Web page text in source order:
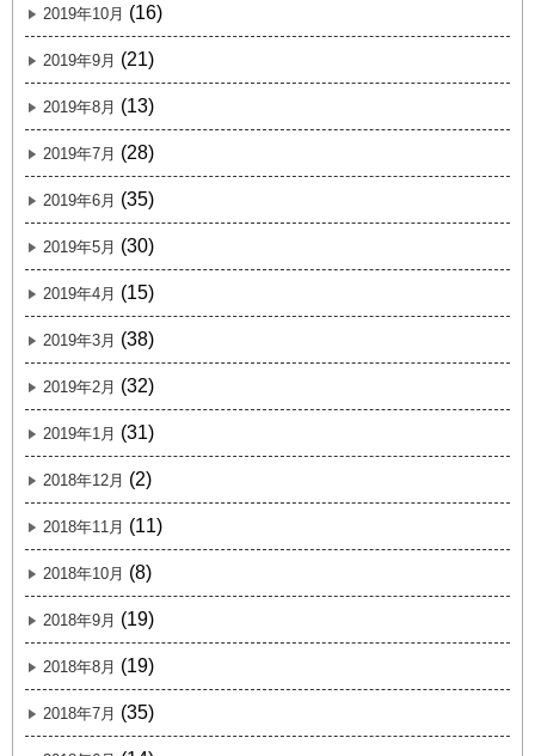
2019年10月 (16)
2019年9月 (21)
2019年8月 (13)
2019年7月 (28)
2019年6月 (35)
2019年5月 (30)
2019年4月 (15)
2019年3月 (38)
2019年2月 (32)
2019年1月 (31)
2018年12月 (2)
2018年11月 (11)
2018年10月 (8)
2018年9月 (19)
2018年8月 (19)
2018年7月 (35)